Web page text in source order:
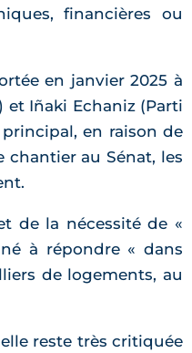
financières ou
en janvier 2025 à
et Iñaki Echaniz (Parti
en raison de
chantier au Sénat, les
de la nécessité de «
à répondre « dans
de logements, au
reste très critiquée